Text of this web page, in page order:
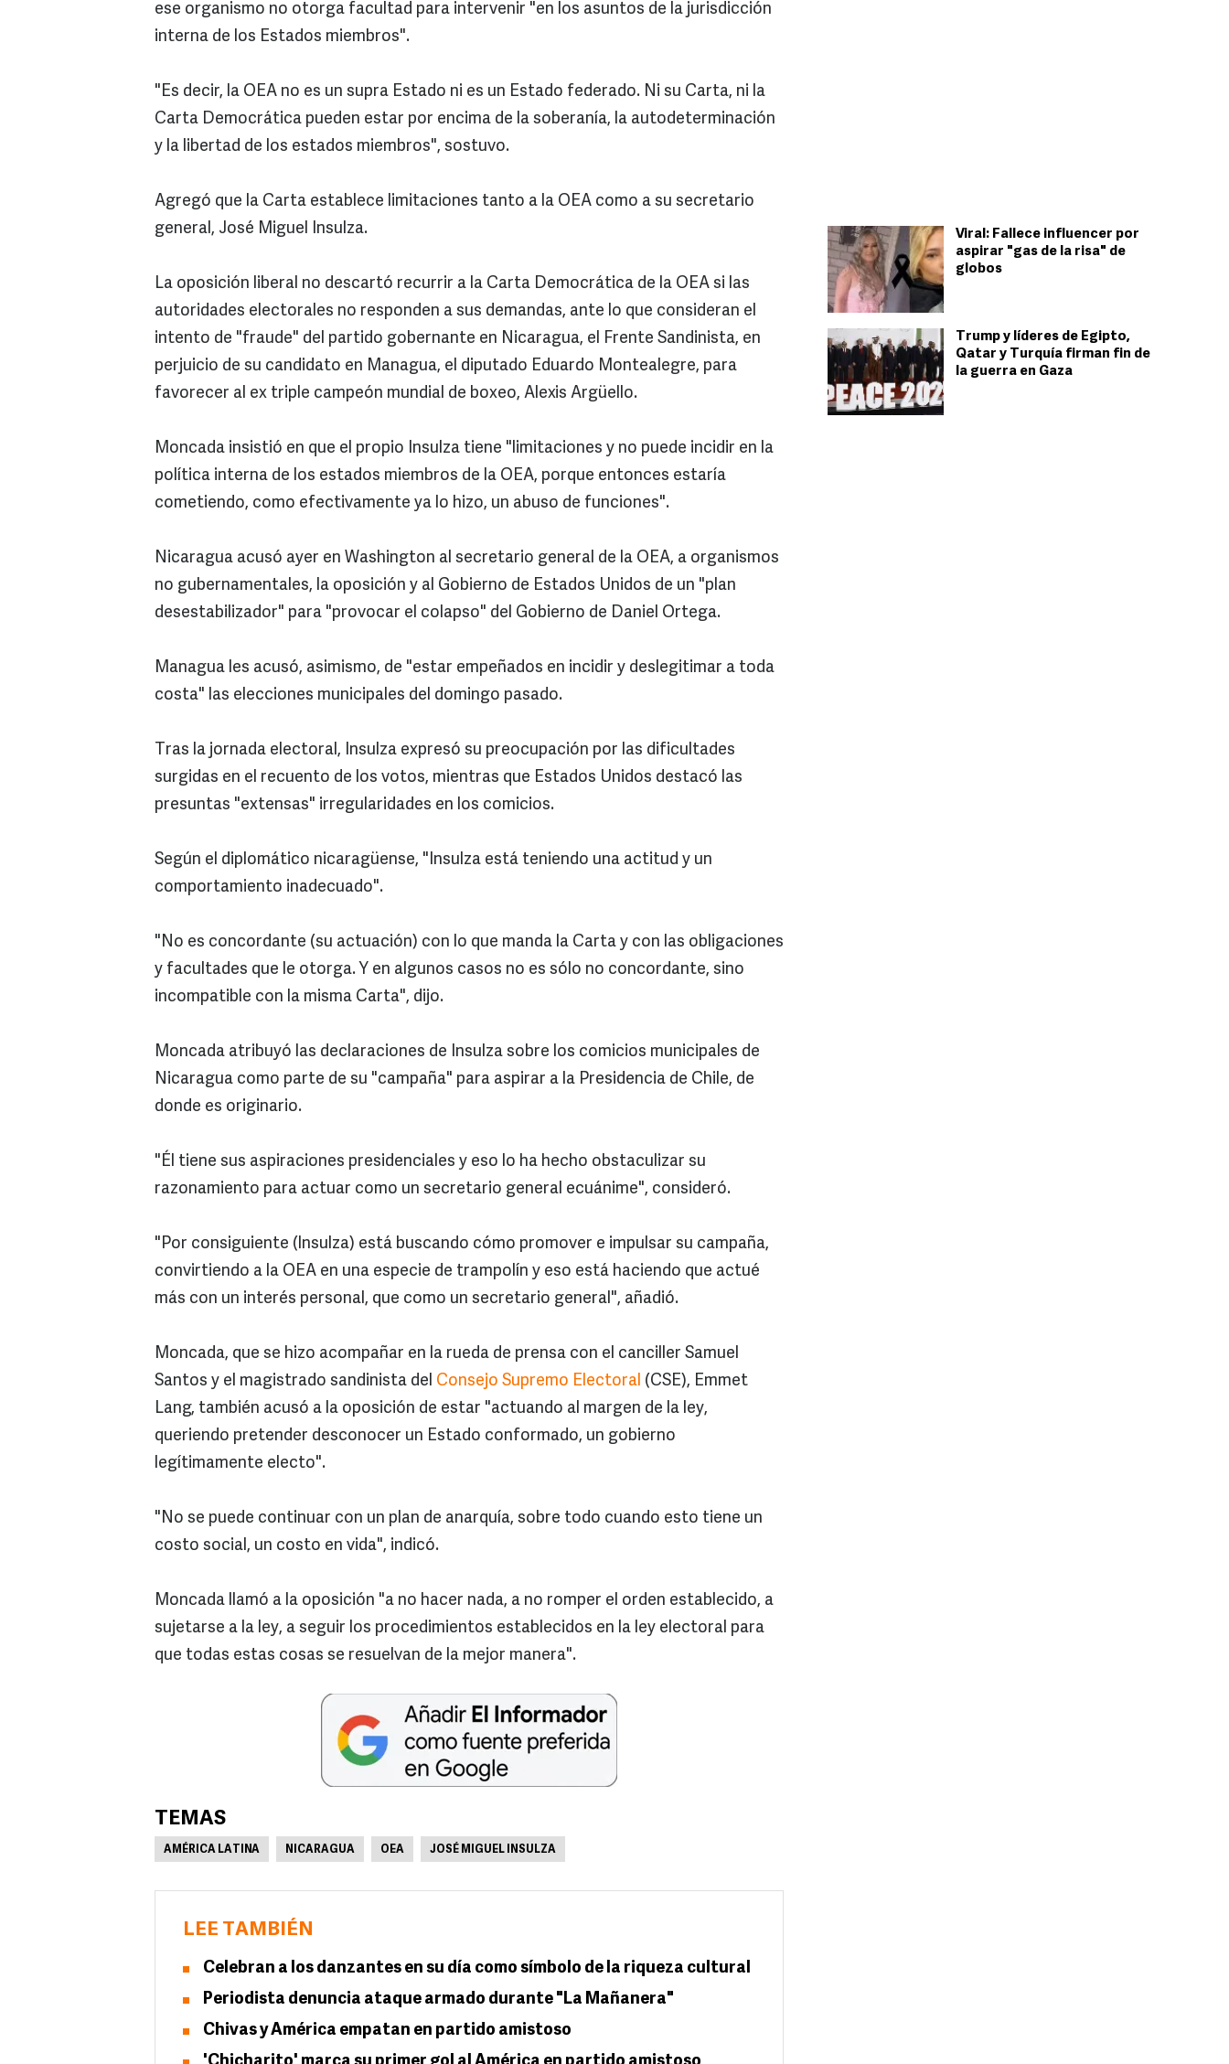
Viral: Fallece influencer por
aspirar "gas de la risa" de
globos
Trump y líderes de Egipto,
Qatar y Turquía firman fin de
la guerra en Gaza
ese organismo no otorga facultad para intervenir "en los asuntos de la jurisdicción
interna de los Estados miembros".
"Es decir, la OEA no es un supra Estado ni es un Estado federado. Ni su Carta, ni la
Carta Democrática pueden estar por encima de la soberanía, la autodeterminación
y la libertad de los estados miembros", sostuvo.
Agregó que la Carta establece limitaciones tanto a la OEA como a su secretario
general, José Miguel Insulza.
La oposición liberal no descartó recurrir a la Carta Democrática de la OEA si las
autoridades electorales no responden a sus demandas, ante lo que consideran el
intento de "fraude" del partido gobernante en Nicaragua, el Frente Sandinista, en
perjuicio de su candidato en Managua, el diputado Eduardo Montealegre, para
favorecer al ex triple campeón mundial de boxeo, Alexis Argüello.
Moncada insistió en que el propio Insulza tiene "limitaciones y no puede incidir en la
política interna de los estados miembros de la OEA, porque entonces estaría
cometiendo, como efectivamente ya lo hizo, un abuso de funciones".
Nicaragua acusó ayer en Washington al secretario general de la OEA, a organismos
no gubernamentales, la oposición y al Gobierno de Estados Unidos de un "plan
desestabilizador" para "provocar el colapso" del Gobierno de Daniel Ortega.
Managua les acusó, asimismo, de "estar empeñados en incidir y deslegitimar a toda
costa" las elecciones municipales del domingo pasado.
Tras la jornada electoral, Insulza expresó su preocupación por las dificultades
surgidas en el recuento de los votos, mientras que Estados Unidos destacó las
presuntas "extensas" irregularidades en los comicios.
Según el diplomático nicaragüense, "Insulza está teniendo una actitud y un
comportamiento inadecuado".
"No es concordante (su actuación) con lo que manda la Carta y con las obligaciones
y facultades que le otorga. Y en algunos casos no es sólo no concordante, sino
incompatible con la misma Carta", dijo.
Moncada atribuyó las declaraciones de Insulza sobre los comicios municipales de
Nicaragua como parte de su "campaña" para aspirar a la Presidencia de Chile, de
donde es originario.
"Él tiene sus aspiraciones presidenciales y eso lo ha hecho obstaculizar su
razonamiento para actuar como un secretario general ecuánime", consideró.
"Por consiguiente (Insulza) está buscando cómo promover e impulsar su campaña,
convirtiendo a la OEA en una especie de trampolín y eso está haciendo que actué
más con un interés personal, que como un secretario general", añadió.
Moncada, que se hizo acompañar en la rueda de prensa con el canciller Samuel
Santos y el magistrado sandinista del Consejo Supremo Electoral (CSE), Emmet
Lang, también acusó a la oposición de estar "actuando al margen de la ley,
queriendo pretender desconocer un Estado conformado, un gobierno
legítimamente electo".
"No se puede continuar con un plan de anarquía, sobre todo cuando esto tiene un
costo social, un costo en vida", indicó.
Moncada llamó a la oposición "a no hacer nada, a no romper el orden establecido, a
sujetarse a la ley, a seguir los procedimientos establecidos en la ley electoral para
que todas estas cosas se resuelvan de la mejor manera".
TEMAS
AMÉRICA LATINA NICARAGUA OEA JOSÉ MIGUEL INSULZA
LEE TAMBIÉN
Celebran a los danzantes en su día como símbolo de la riqueza cultural
Periodista denuncia ataque armado durante "La Mañanera"
Chivas y América empatan en partido amistoso